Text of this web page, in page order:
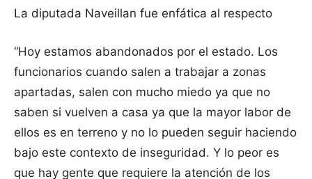
La diputada Naveillan fue enfática al respecto
“Hoy estamos abandonados por el estado. Los
funcionarios cuando salen a trabajar a zonas
apartadas, salen con mucho miedo ya que no
saben si vuelven a casa ya que la mayor labor de
ellos es en terreno y no lo pueden seguir haciendo
bajo este contexto de inseguridad. Y lo peor es
que hay gente que requiere la atención de los